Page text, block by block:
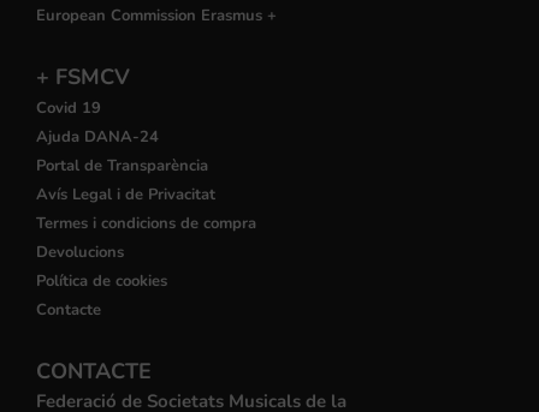
European Commission Erasmus +
+ FSMCV
Covid 19
Ajuda DANA-24
Portal de Transparència
Avís Legal i de Privacitat
Termes i condicions de compra
Devolucions
Política de cookies
Contacte
CONTACTE
Federació de Societats Musicals de la